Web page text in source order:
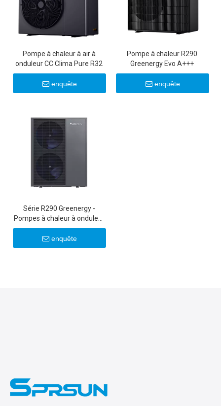
Pompe à chaleur à air à
onduleur CC Clima Pure R32
enquête
Pompe à chaleur R290
Greenergy Evo A+++
enquête
Série R290 Greenergy -
Pompes à chaleur à onduleur
commerciales légères
25KW/30KW
enquête